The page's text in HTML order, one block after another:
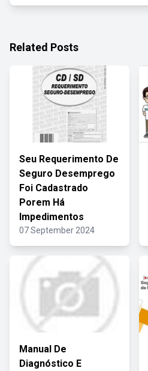
Related Posts
Seu Requerimento De
Seguro Desemprego
Foi Cadastrado
Porem Há
Impedimentos
07 September 2024
Manual De
Diagnóstico E